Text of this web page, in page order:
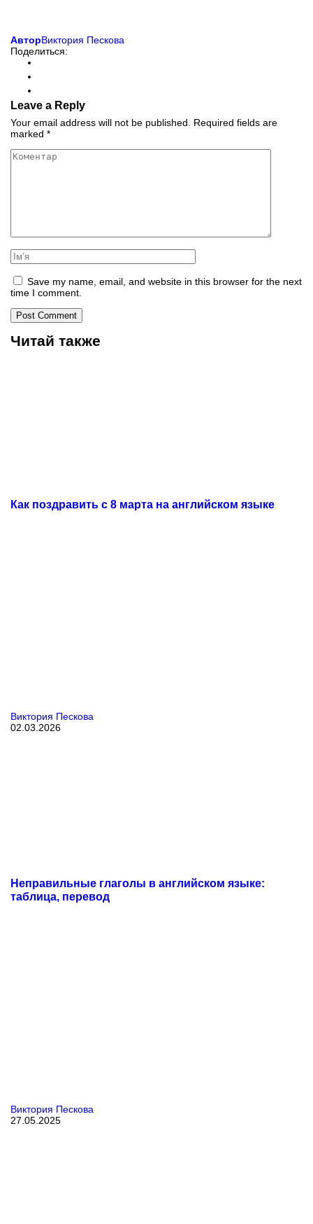
АвторВиктория Пескова
Поделиться:
Leave a Reply
Your email address will not be published.
Required fields are
marked *
Save my name, email, and website in this browser for the next
time I comment.
Читай также
Как поздравить с 8 марта на английском языке
Виктория Пескова
02.03.2026
Неправильные глаголы в английском языке:
таблица, перевод
Виктория Пескова
27.05.2025